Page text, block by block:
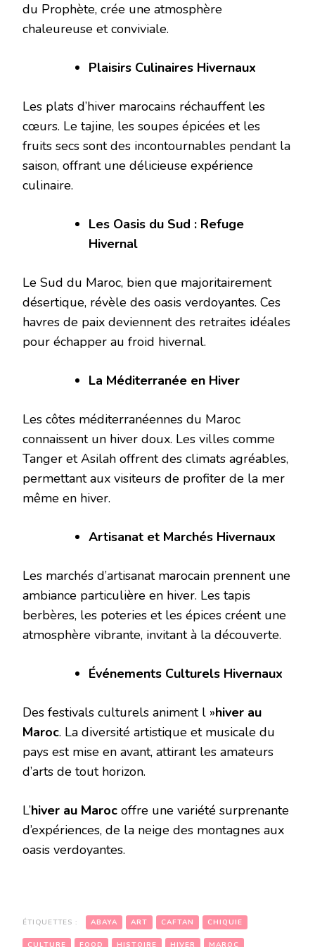
du Prophète, crée une atmosphère
chaleureuse et conviviale.
Plaisirs Culinaires Hivernaux
Les plats d’hiver marocains réchauffent les
cœurs. Le tajine, les soupes épicées et les
fruits secs sont des incontournables pendant la
saison, offrant une délicieuse expérience
culinaire.
Les Oasis du Sud : Refuge
Hivernal
Le Sud du Maroc, bien que majoritairement
désertique, révèle des oasis verdoyantes. Ces
havres de paix deviennent des retraites idéales
pour échapper au froid hivernal.
La Méditerranée en Hiver
Les côtes méditerranéennes du Maroc
connaissent un hiver doux. Les villes comme
Tanger et Asilah offrent des climats agréables,
permettant aux visiteurs de profiter de la mer
même en hiver.
Artisanat et Marchés Hivernaux
Les marchés d’artisanat marocain prennent une
ambiance particulière en hiver. Les tapis
berbères, les poteries et les épices créent une
atmosphère vibrante, invitant à la découverte.
Événements Culturels Hivernaux
Des festivals culturels animent l »hiver au
Maroc. La diversité artistique et musicale du
pays est mise en avant, attirant les amateurs
d’arts de tout horizon.
L’hiver au Maroc offre une variété surprenante
d’expériences, de la neige des montagnes aux
oasis verdoyantes.
ÉTIQUETTES : ABAYA ART CAFTAN CHIQUIE